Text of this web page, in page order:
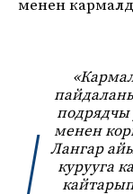
менен
подрядчы
менен
Лангар
курууга